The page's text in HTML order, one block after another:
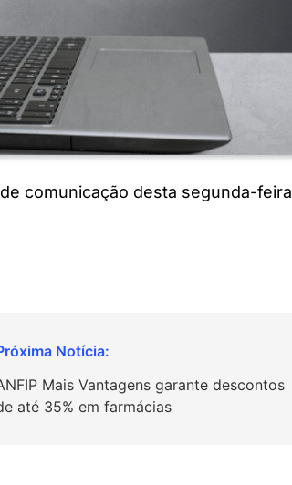
comunicação desta segunda-feira
Mais Vantagens garante descontos
até 35% em farmácias